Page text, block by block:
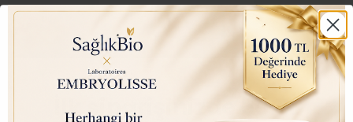
₺ 350.00 ₺ 145.00
İlk siparişinizde 50 TL